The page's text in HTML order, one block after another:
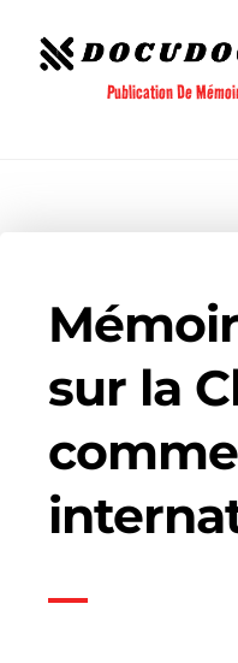
contenu
Publication De
sur la